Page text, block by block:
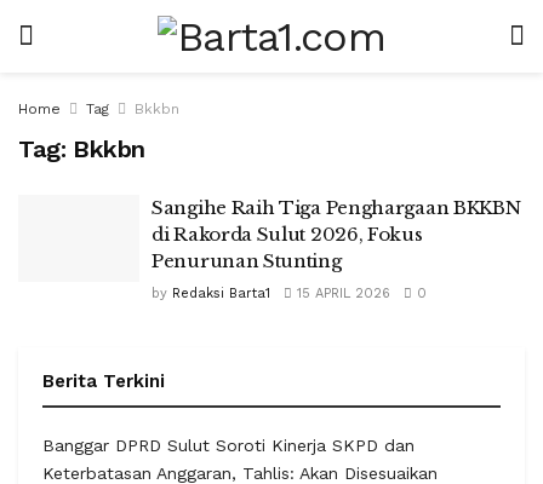
Home Tag Bkkbn
Tag: Bkkbn
Sangihe Raih Tiga Penghargaan BKKBN
di Rakorda Sulut 2026, Fokus
Penurunan Stunting
by Redaksi Barta1 15 APRIL 2026 0
Berita Terkini
Banggar DPRD Sulut Soroti Kinerja SKPD dan
Keterbatasan Anggaran, Tahlis: Akan Disesuaikan